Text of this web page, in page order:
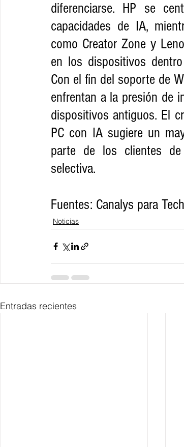
diferenciarse. HP se
capacidades de IA,
como Creator Zone y
en los dispositivos
Con el fin del soporte de
enfrentan a la presión de
dispositivos antiguos. El
PC con IA sugiere un
parte de los clientes
selectiva.
Fuentes: Canalys para
Noticias
Entradas recientes